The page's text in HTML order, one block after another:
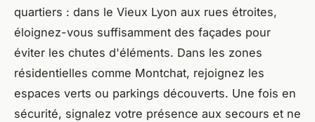
quartiers : dans le Vieux Lyon aux rues étroites,
éloignez-vous suffisamment des façades pour
éviter les chutes d'éléments. Dans les zones
résidentielles comme Montchat, rejoignez les
espaces verts ou parkings découverts. Une fois en
sécurité, signalez votre présence aux secours et ne